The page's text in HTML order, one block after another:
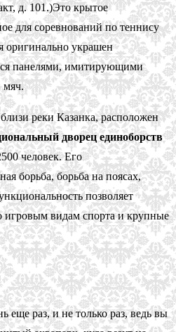
д. 101.)Это крытое
для соревнований по теннису
оригинально украшен
панелями, имитирующими
мяч.
реки Казанка, расположен
дворец единоборств
человек. Его
борьба, борьба на поясах,
позволяет
игровым видам спорта и крупные
еще раз, и не только раз, ведь вы